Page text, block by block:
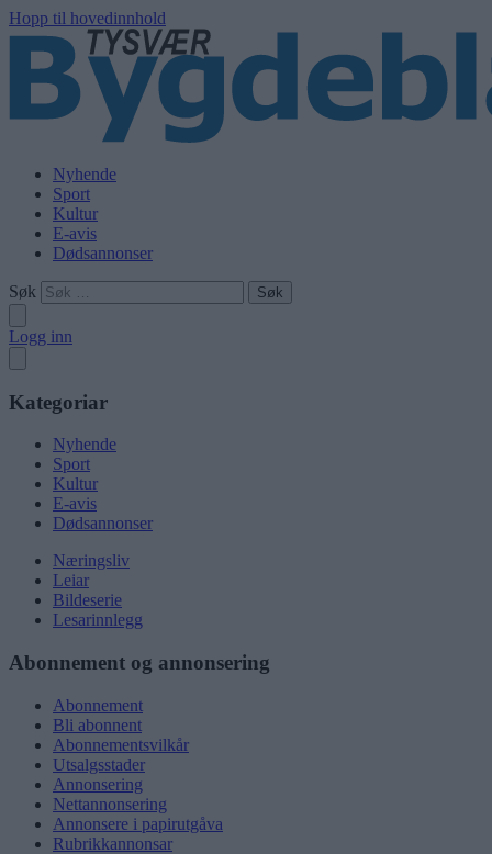
Hopp til hovedinnhold
Nyhende
Sport
Kultur
E-avis
Dødsannonser
Søk
Logg inn
Kategoriar
Nyhende
Sport
Kultur
E-avis
Dødsannonser
Næringsliv
Leiar
Bildeserie
Lesarinnlegg
Abonnement og annonsering
Abonnement
Bli abonnent
Abonnementsvilkår
Utsalgsstader
Annonsering
Nettannonsering
Annonsere i papirutgåva
Rubrikkannonsar